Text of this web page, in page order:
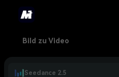
Bild zu Video
Seedance 2.5